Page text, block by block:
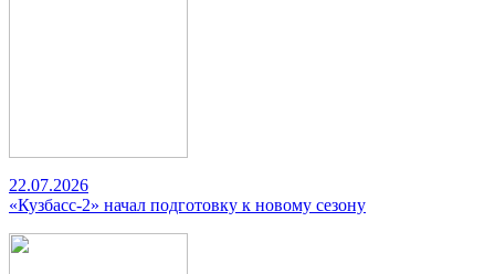
22.07.2026
«Кузбасс-2» начал подготовку к новому сезону